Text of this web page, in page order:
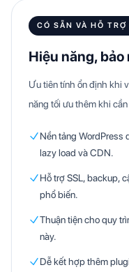
CÓ SẴN VÀ HỖ TRỢ
Hiệu năng, bảo
Ưu tiên tính ổn định khi
năng tối ưu thêm khi
Nền tảng WordPress
lazy load và CDN.
Hỗ trợ SSL, backup,
phổ biến.
Thuận tiện cho quy
này.
Dễ kết hợp thêm